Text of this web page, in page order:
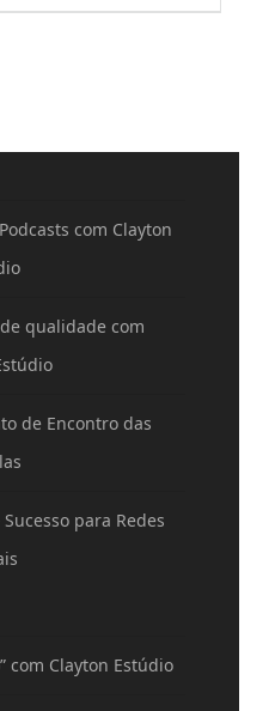
com Clayton
qualidade com
de Encontro das
para Redes
com Clayton Estúdio